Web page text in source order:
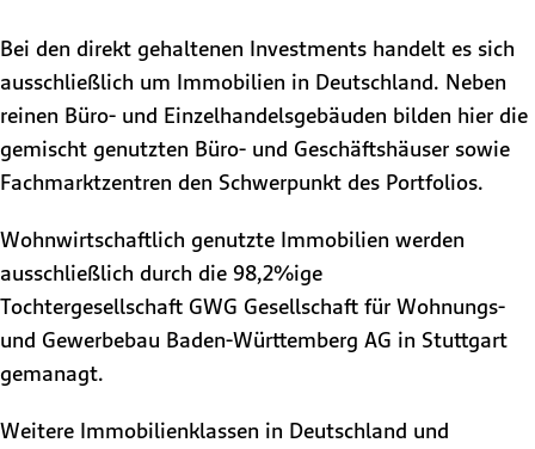
Bei den direkt gehaltenen Investments handelt es sich
ausschließlich um Immobilien in Deutschland. Neben
reinen Büro- und Einzelhandelsgebäuden bilden hier die
gemischt genutzten Büro- und Geschäftshäuser sowie
Fachmarktzentren den Schwerpunkt des Portfolios.
Wohnwirtschaftlich genutzte Immobilien werden
ausschließlich durch die 98,2%ige
Tochtergesellschaft GWG Gesellschaft für Wohnungs-
und Gewerbebau Baden-Württemberg AG in Stuttgart
gemanagt.
Weitere Immobilienklassen in Deutschland und